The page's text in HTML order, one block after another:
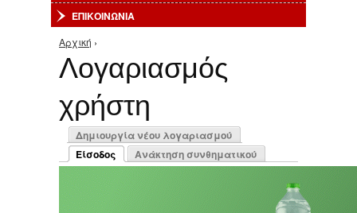
ΕΠΙΚΟΙΝΩΝΙΑ
Είστε εδώ
Αρχική ›
Λογαριασμός
χρήστη
Πρωτεύουσες καρτέλες
Δημιουργία νέου λογαριασμού
Είσοδος
(ενεργή καρτέλα)
Ανάκτηση συνθηματικού